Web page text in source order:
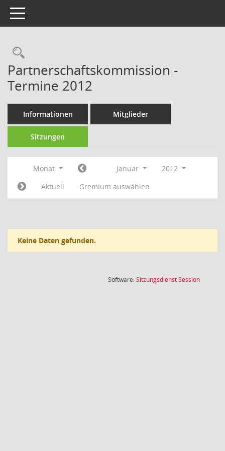
Toggle navigation
Rechercheauswahl
Partnerschaftskommission -
Termine 2012
Informationen Mitglieder
Sitzungen
Monat Januar
2012
Aktuell
Gremium auswählen
Keine Daten gefunden.
Software:SitzungsdienstSession(Wird in